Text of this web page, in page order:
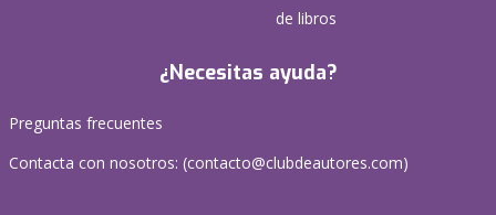
de libros
¿Necesitas ayuda?
Preguntas frecuentes
Contacta con nosotros: (contacto@clubdeautores.com)